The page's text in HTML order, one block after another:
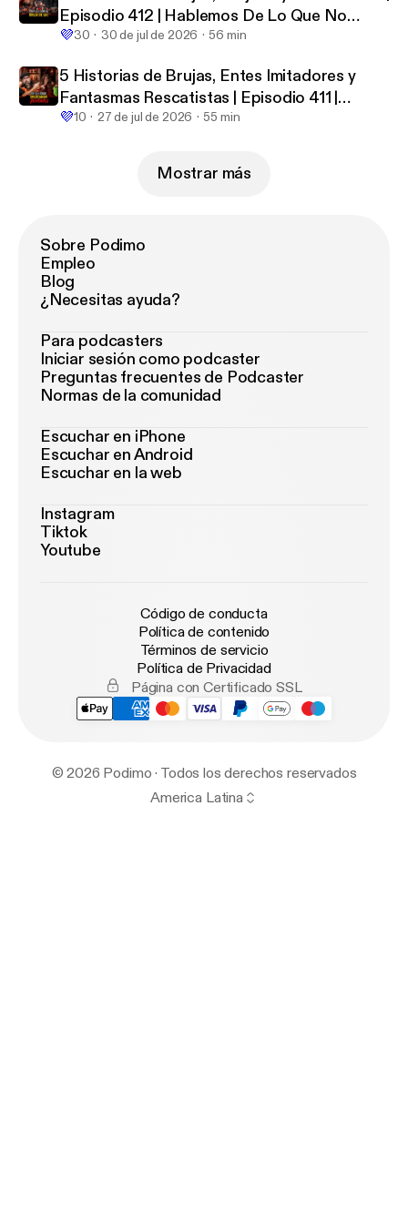
Episodio 412 | Hablemos De Lo Que No
Existe
💜30 30 de jul de 2026 56 min
5 Historias de Brujas, Entes Imitadores y
Fantasmas Rescatistas | Episodio 411 |
Hablemos De Lo Que No Existe
💜10 27 de jul de 2026 55 min
Mostrar más
Sobre Podimo
Empleo
Blog
¿Necesitas ayuda?
Para podcasters
Iniciar sesión como podcaster
Preguntas frecuentes de Podcaster
Normas de la comunidad
Escuchar en iPhone
Escuchar en Android
Escuchar en la web
Instagram
Tiktok
Youtube
Código de conducta
Política de contenido
Términos de servicio
Política de Privacidad
Página con Certificado SSL
© 2026 Podimo · Todos los derechos reservados
America Latina